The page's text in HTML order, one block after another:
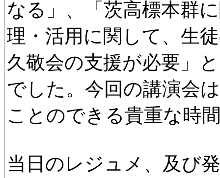
なる」、「茨高標本群
理・活用に関して、生
久敬会の支援が必要」
でした。今回の講演会
ことのできる貴重な時
当日のレジュメ、及び